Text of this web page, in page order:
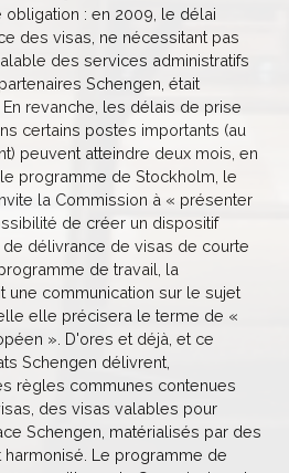
: en 2009, le délai
des visas, ne nécessitant pas
des services administratifs
Schengen, était
En revanche, les délais de prise
certains postes importants (au
peuvent atteindre deux mois, en
programme de Stockholm, le
la Commission à « présenter
de créer un dispositif
délivrance de visas de courte
de travail, la
une communication sur le sujet
elle précisera le terme de «
». D'ores et déjà, et ce
Schengen délivrent,
règles communes contenues
des visas valables pour
Schengen, matérialisés par des
Le programme de